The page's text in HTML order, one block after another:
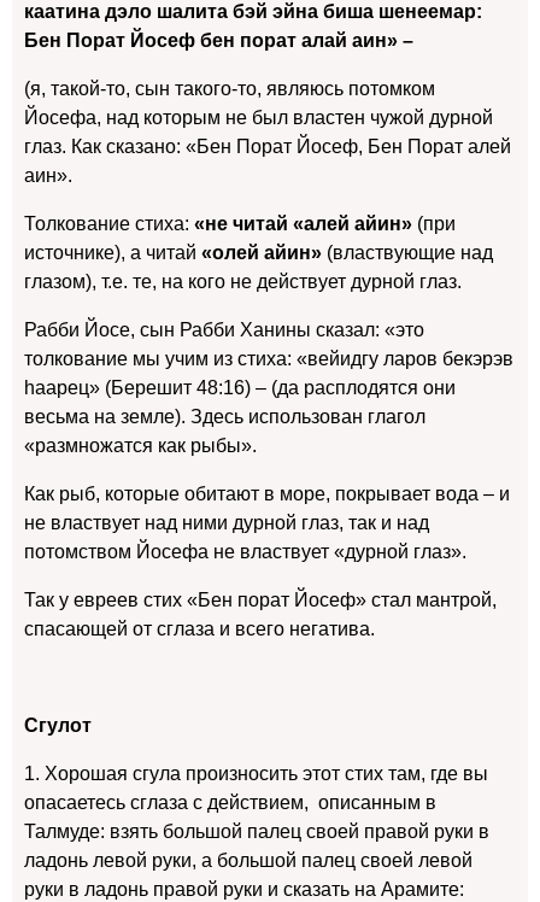
каатина дэло шалита бэй эйна биша шенеемар:
Бен Порат Йосеф бен порат алай аин» –
(я, такой-то, сын такого-то, являюсь потомком
Йосефа, над которым не был властен чужой дурной
глаз. Как сказано: «Бен Порат Йосеф, Бен Порат алей
аин».
Толкование стиха: «не читай «алей айин» (при
источнике), а читай «олей айин» (властвующие над
глазом), т.е. те, на кого не действует дурной глаз.
Рабби Йосе, сын Рабби Ханины сказал: «это
толкование мы учим из стиха: «вейидгу ларов бекэрэв
hаарец» (Берешит 48:16) – (да расплодятся они
весьма на земле). Здесь использован глагол
«размножатся как рыбы».
Как рыб, которые обитают в море, покрывает вода – и
не властвует над ними дурной глаз, так и над
потомством Йосефа не властвует «дурной глаз».
Так у евреев стих «Бен порат Йосеф» стал мантрой,
спасающей от сглаза и всего негатива.
Сгулот
1. Хорошая сгула произносить этот стих там, где вы
опасаетесь сглаза с действием, описанным в
Талмуде: взять большой палец своей правой руки в
ладонь левой руки, а большой палец своей левой
руки в ладонь правой руки и сказать на Арамите: